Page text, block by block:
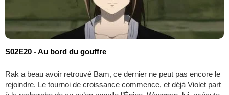
S02E20 - Au bord du gouffre
Rak a beau avoir retrouvé Bam, ce dernier ne peut pas encore le
rejoindre. Le tournoi de croissance commence, et déjà Violet part